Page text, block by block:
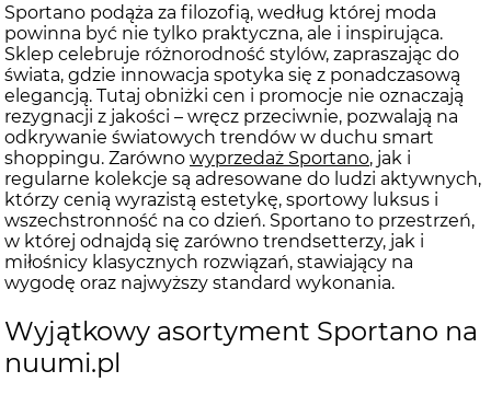
Sportano podąża za filozofią, według której moda
powinna być nie tylko praktyczna, ale i inspirująca.
Sklep celebruje różnorodność stylów, zapraszając do
świata, gdzie innowacja spotyka się z ponadczasową
elegancją. Tutaj obniżki cen i promocje nie oznaczają
rezygnacji z jakości – wręcz przeciwnie, pozwalają na
odkrywanie światowych trendów w duchu smart
shoppingu. Zarówno wyprzedaż Sportano, jak i
regularne kolekcje są adresowane do ludzi aktywnych,
którzy cenią wyrazistą estetykę, sportowy luksus i
wszechstronność na co dzień. Sportano to przestrzeń,
w której odnajdą się zarówno trendsetterzy, jak i
miłośnicy klasycznych rozwiązań, stawiający na
wygodę oraz najwyższy standard wykonania.
Wyjątkowy asortyment Sportano na
nuumi.pl